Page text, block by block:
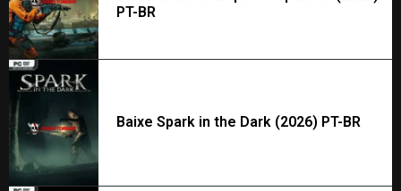
PT-BR
Baixe Spark in the Dark (2026) PT-BR